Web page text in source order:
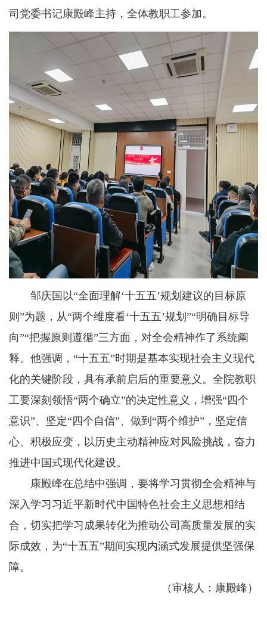
司党委书记康殿峰主持，全体教职工参加。
邹庆国以“全面理解‘十五五’规划建议的目标原
则”为题，从“两个维度看‘十五五’规划”“明确目标导
向”“把握原则遵循”三方面，对全会精神作了系统阐
释。他强调，“十五五”时期是基本实现社会主义现代
化的关键阶段，具有承前启后的重要意义。全院教职
工要深刻领悟“两个确立”的决定性意义，增强“四个
意识”、坚定“四个自信”、做到“两个维护”，坚定信
心、积极应变，以历史主动精神应对风险挑战，奋力
推进中国式现代化建设。
康殿峰在总结中强调，要将学习贯彻全会精神与
深入学习习近平新时代中国特色社会主义思想相结
合，切实把学习成果转化为推动公司高质量发展的实
际成效，为“十五五”期间实现内涵式发展提供坚强保
障。
（审核人：康殿峰）